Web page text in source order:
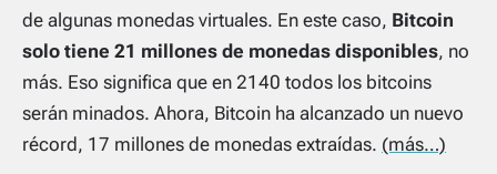
de algunas monedas virtuales. En este caso, Bitcoin
solo tiene 21 millones de monedas disponibles, no
más. Eso significa que en 2140 todos los bitcoins
serán minados. Ahora, Bitcoin ha alcanzado un nuevo
récord, 17 millones de monedas extraídas. (más…)